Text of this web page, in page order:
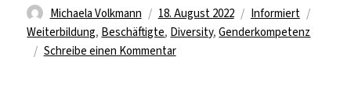
Autor
Michaela Volkmann
Veröffentlicht
am
18. August 2022 Kategorien
Informiert
Weiterbildung, Beschäftigte, Diversity,Genderkompetenz
Schreibe einen Kommentarzu